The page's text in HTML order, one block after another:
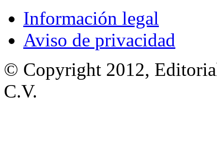
Información legal
Aviso de privacidad
© Copyright 2012,
C.V.